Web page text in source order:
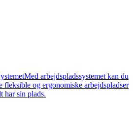
Med arbejdspladssystemet kan du
fleksible og ergonomiske arbejdspladser
har sin plads.